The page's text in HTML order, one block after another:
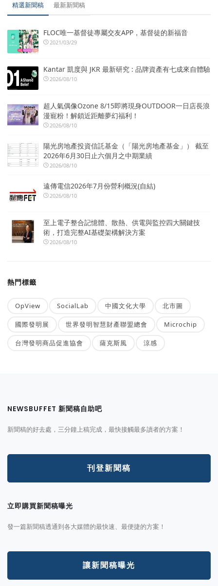
精選新聞稿 最新新聞稿
FLOC唯一基督徒專屬交友APP，基督徒的新福音
2021/03/29
Kantar 凱度與 JKR 最新研究 : 品牌資產有七成來自體驗
2026/08/10
超人氣偶像Ozone 8/15即將現身OUTDOOR一日店長浪
漫寵粉！解鎖近距離夢幻福利！
2026/08/10
陽光房地產投資信託基金（「陽光房地產基金」） 截至
2026年6月30日止六個月之中期業績
2026/08/10
遠傳電信2026年7月份營利概況(自結)
2026/08/10
至上電子整合記憶體、散熱、供電與監控四大關鍵技
術，打造完整AI基礎架構解決方案
2026/08/10
熱門標籤
OpView SocialLab 中國文化大學 北市圖
國際發明展 世界發明智慧財產聯盟總會 Microchip
台灣發明商品促進協會 薩克斯風 涼感
NEWSBUFFET 新聞稿自助吧
新聞稿的好去處，三分鐘上稿完成，最快接觸最多讀者的方案！
刊登新聞稿
立即購買新聞稿曝光
發一篇新聞稿透通到各大媒體的最快速、最便捷的方案！
讓新聞稿曝光